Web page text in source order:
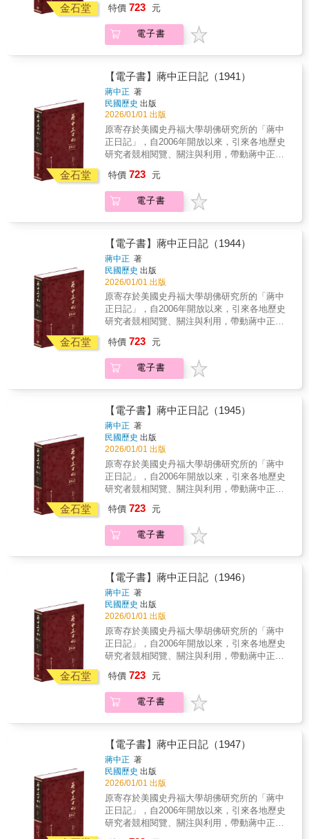
途的一年。
撤退為止，是第一期抗戰，而此後為第二期抗
日本妥協。此舉可能造成重慶抗日陣營的裂
解，受到蔣中正極大的關注。蔣中正注意汪兆
銘煽動地方實力派脫離重慶陣營的舉動，不斷
入汪兆銘在河內的寓所，留下令人費解之謎。
汪兆銘之外，蔣中正對內必須處理的議題是中
央與西部各省的關係。面對地方勢力不服號
令，蔣中正除了加強羈縻或控制，也反求諸
己，健全中央組織。本年度蔣中正日記，呈現
國際局勢的劇烈變化、武漢會戰後國軍戰略的
調整，以及蔣中正穩定內部的種種作為。其總
成。
金石堂
記原稿，閱讀實為不易。本書根據蔣中正親筆
的日記手稿，以逐字打字校對的方式，忠實呈
現日記的原貌。對日記涉及的人物與事件，詳
書獨家特色★ 1.以手稿本為依據，真實鍵錄 2.
審慎校對，錯漏別字，詳細註記 3.加註人名及
重要史事，方便檢閱 4.配合日記內容精選珍貴
照片 5.後附索引，以利檢索 ◆個人捧讀．學
者研究．傳家珍典．圖書庋藏．權威必備◆
1940年7月，抗戰已經過了整整三年，蔣中正在
7月底感嘆當前局勢之惡劣，原本期待中國抗戰
與世界大戰合流，與盟國共同戰勝日本，結果
歐戰爆發後，日本反而藉機在東亞坐大，中國
東亞的局勢。日本要求英法中斷中國運輸路
線，不但讓中國西南大後方的路上對外聯繫管
道幾乎完全被封鎖，戰時中國外來軍需品之運
輸也宣告中斷，打擊中國軍民士氣。如此危
局，迅速有了轉圜，而後，英國不滿日本與德
義結盟，拒絕對日繼續讓步，滇緬公路重新開
啟。1940年10月21日蔣中正於日記提到當前最
大之危機有三：一、兵役。二、糧食。三、中
共。前二者為抗戰日久資源消耗造成的問題，
而中共問題也隨國共摩擦增加，漸成日記的重
點。內外情勢不利，也使國軍難以再發動對日
大規模反攻，1940 年這一年，尤其是7月至9月
西南運輸斷絕這段期間，確實是蔣中正所謂
「抗戰最大之難關」。
特價 723 元
電子書
金石堂
【電子書】蔣中正日記（1941）
蔣中正 著
民國歷史 出版
2026/01/01 出版
原寄存於美國史丹福大學胡佛研究所的「蔣中
正日記」，自2006年開放以來，引來各地歷史
研究者競相閱覽、關注與利用，帶動蔣中正研
記原稿，閱讀實為不易。本書根據蔣中正親筆
的日記手稿，以逐字打字校對的方式，忠實呈
現日記的原貌。對日記涉及的人物與事件，詳
書獨家特色★ 1.以手稿本為依據，真實鍵錄 2.
審慎校對，錯漏別字，詳細註記 3.加註人名及
重要史事，方便檢閱 4.配合日記內容精選珍貴
照片 5.後附索引，以利檢索 ◆個人捧讀．學
者研究．傳家珍典．圖書庋藏．權威必備◆
1941年，國際形勢終於出現關鍵的翻轉，中國
以空間換取時間，終於迎來世界戰局的合流，
實現了蔣中正的戰略藍圖，卻也平添了難以控
制的變項。今後軍事、民生與國運，未必都是
莫大挑戰。美國援華的附帶影響本年4月日、蘇
兩國締結《日蘇中立條約》，承諾維持和平與
友好，尊重雙方領土完整且不可侵犯（含外
蒙、滿洲國）。對中國而言，雖已失去俄國的
援助，卻也受惠於國際關係的連動，從日本同
英美逐漸深化的總體矛盾關係中，取得夾縫求
生的機會。美國總統羅斯福（Franklin D.
Roosevelt）制定一項重大的援外法令，即「租
借法案」，中國成為其中的受益者。但在1941
年的多數時間中，美國的遠東政策仍處於過渡
階段，仍有對日妥協的表現，但就總體趨勢看
來，其援華制日的格局也在不斷調整，直到日
本偷襲珍珠港。珍珠港後的變局珍珠港事變爆
發，重慶國民政府終於發表對日宣戰布告，兼
及德義，至是中日戰爭與世界大戰合流。蔣中
特價 723 元
電子書
金石堂
【電子書】蔣中正日記（1944）
蔣中正 著
民國歷史 出版
2026/01/01 出版
原寄存於美國史丹福大學胡佛研究所的「蔣中
正日記」，自2006年開放以來，引來各地歷史
研究者競相閱覽、關注與利用，帶動蔣中正研
記原稿，閱讀實為不易。本書根據蔣中正親筆
的日記手稿，以逐字打字校對的方式，忠實呈
現日記的原貌。對日記涉及的人物與事件，詳
書獨家特色★ 1.以手稿本為依據，真實鍵錄 2.
審慎校對，錯漏別字，詳細註記 3.加註人名及
重要史事，方便檢閱 4.配合日記內容精選珍貴
照片 5.後附索引，以利檢索 ◆個人捧讀．學
者研究．傳家珍典．圖書庋藏．權威必備◆ 看
似光明卻備受挑戰經過1943年底的開羅會議之
後，中國前途看似一片光明，但1944年卻是中
國最黯淡的一年，也是抗戰以來處境最艱苦的
一年。中蘇關係惡化，中共的要求不斷擴大，
愈增，物價上漲嚴重……內外局勢都是對蔣中
正的莫大挑戰。本年日記主要內容包括：日本
發動一號作戰（豫湘桂戰役）、第二次遠征軍
的滇緬戰役、史迪威事件的終於落幕，以及知
識青年從軍運動、國共談判等。
特價 723 元
電子書
金石堂
【電子書】蔣中正日記（1945）
蔣中正 著
民國歷史 出版
2026/01/01 出版
原寄存於美國史丹福大學胡佛研究所的「蔣中
正日記」，自2006年開放以來，引來各地歷史
研究者競相閱覽、關注與利用，帶動蔣中正研
記原稿，閱讀實為不易。本書根據蔣中正親筆
的日記手稿，以逐字打字校對的方式，忠實呈
現日記的原貌。對日記涉及的人物與事件，詳
書獨家特色★ 1.以手稿本為依據，真實鍵錄 2.
審慎校對，錯漏別字，詳細註記 3.加註人名及
重要史事，方便檢閱 4.配合日記內容精選珍貴
照片 5.後附索引，以利檢索 ◆個人捧讀．學
者研究．傳家珍典．圖書庋藏．權威必備◆ 號
外！抗戰勝利了！對中國人民來說，1945年是
舉國艱辛走向抗戰勝利的榮耀年分，但放眼家
國前景仍不明朗，未來態勢一時未可逆料。同
在這一年，歐陸與太平洋戰事先後步入尾聲，
國的發展走向，特別是戰時中美、中蘇、國共
等三方關係重疊已深，頗近似傳統的「三連
環」智力遊戲，環環相扣，並不容易單獨解消
看待。身為國家領導人，蔣中正如何因應當時
國內外錯綜複雜的情勢，事涉個人榮辱與國家
前途，在本年日記中最費篇幅，在相當程度上
能透露出他的處理原則與心境變化。本年日記
主要內容包括國內與國際的新秩序與新局面，
國際上是以美蘇兩國主導的雅爾達體系的成
形，國內則是戰後國民政府體制的重新建立。
特價 723 元
電子書
金石堂
【電子書】蔣中正日記（1946）
蔣中正 著
民國歷史 出版
2026/01/01 出版
原寄存於美國史丹福大學胡佛研究所的「蔣中
正日記」，自2006年開放以來，引來各地歷史
研究者競相閱覽、關注與利用，帶動蔣中正研
記原稿，閱讀實為不易。本書根據蔣中正親筆
的日記手稿，以逐字打字校對的方式，忠實呈
現日記的原貌。對日記涉及的人物與事件，詳
書獨家特色★ 1.以手稿本為依據，真實鍵錄 2.
審慎校對，錯漏別字，詳細註記 3.加註人名及
重要史事，方便檢閱 4.配合日記內容精選珍貴
照片 5.後附索引，以利檢索 ◆個人捧讀．學
者研究．傳家珍典．圖書庋藏．權威必備◆ 朝
正常國家的方向前進1945年日本戰敗投降，第
二次世界大戰亞洲地區的武裝衝突告一段落，
但已經造成中國日常生活在經濟、社會、文化
特價 723 元
電子書
【電子書】蔣中正日記（1947）
蔣中正 著
民國歷史 出版
2026/01/01 出版
原寄存於美國史丹福大學胡佛研究所的「蔣中
正日記」，自2006年開放以來，引來各地歷史
研究者競相閱覽、關注與利用，帶動蔣中正研